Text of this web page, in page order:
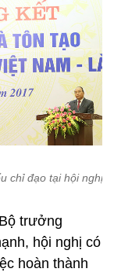
chỉ đạo tại hội nghị.
trưởng
hội nghị có
hoàn thành